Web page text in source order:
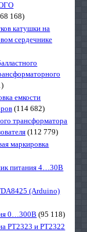
168)
катушки на
сердечнике
емкости
(114 682)
трансформатора
(112 779)
маркировка
питания 4…30В
(Arduino)
0…300В (95 118)
PT2323 и PT2322